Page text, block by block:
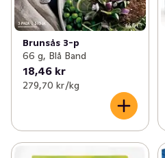
Brunsås 3-p
66 g, Blå Band
18,46 kr
279,70 kr /kg